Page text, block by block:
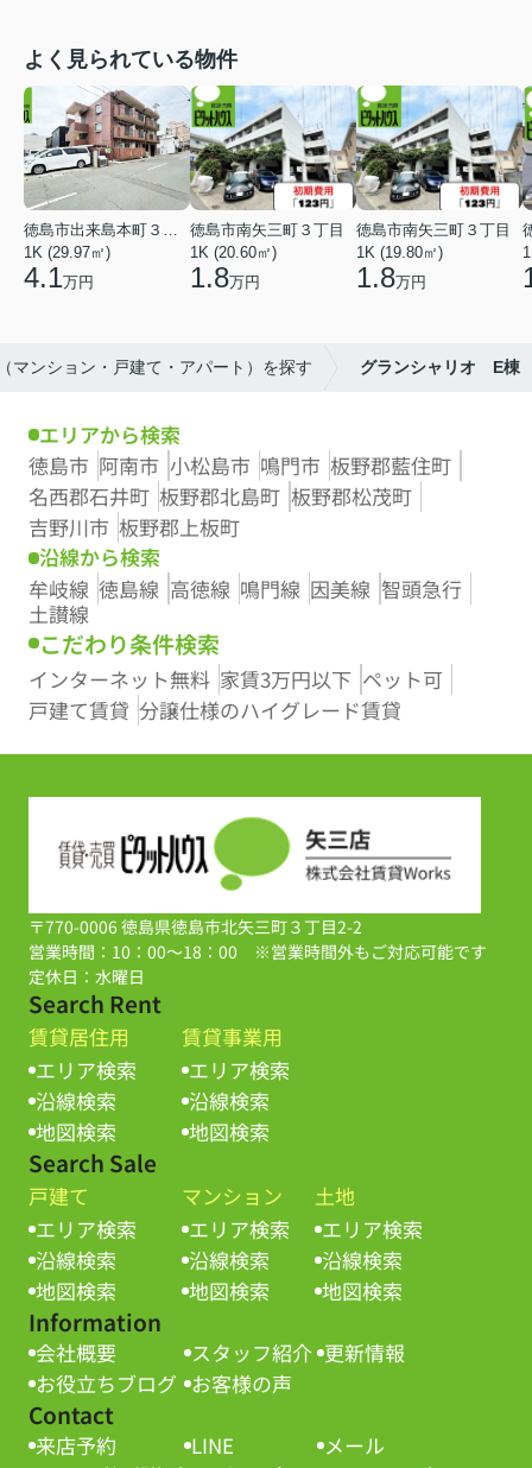
よく見られている物件
1K (29.97㎡)
4.1万円
徳島市南矢三町３丁目
1K (20.60㎡)
1.8万円
徳島市南矢三町３丁目
1K (19.80㎡)
1.8万円
マンション・戸建て・アパート）を探す グランシャリオ E棟
エリアから検索
徳島市 阿南市 小松島市 鳴門市 板野郡藍住町
名西郡石井町 板野郡北島町 板野郡松茂町
吉野川市 板野郡上板町
沿線から検索
牟岐線 徳島線 高徳線 鳴門線 因美線 智頭急行
土讃線
こだわり条件検索
インターネット無料 家賃3万円以下 ペット可
戸建て賃貸 分譲仕様のハイグレード賃貸
〒770-0006 徳島県徳島市北矢三町３丁目2-2
営業時間：10：00～18：00 ※営業時間外もご対応可能です
定休日：水曜日
Search Rent
賃貸居住用
エリア検索
沿線検索
地図検索
賃貸事業用
エリア検索
沿線検索
地図検索
Search Sale
戸建て
エリア検索
沿線検索
地図検索
マンション
エリア検索
沿線検索
地図検索
土地
エリア検索
沿線検索
地図検索
Information
会社概要 スタッフ紹介 更新情報
お役立ちブログ お客様の声
Contact
来店予約 LINE メール